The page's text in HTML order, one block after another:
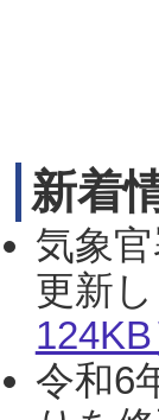
新着
気象
更新
124KB
令和6